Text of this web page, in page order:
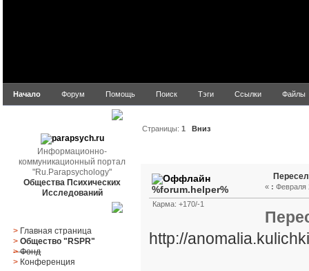
Начало Форум Помощь Поиск Тэги Ссылки Файлы
Информационно-
коммуникационный портал
"Ru.Parapsychology"
Общества Психических
Исследований
> Главная страница
> Общество "RSPR"
> Фонд
> Конференция
Страницы:1 Вниз
%forum.helper%
Карма: +170/-1
« : Февраля
http://